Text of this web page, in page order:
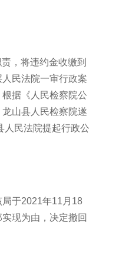
，将违约金收缴到
民法院一审行政案
据《人民检察院公
山县人民检察院遂
人民法院提起行政公
于2021年11月18
现为由，决定撤回